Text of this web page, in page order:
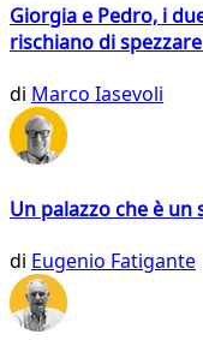
Giorgia e Pedro, i
rischiano di
di Marco Iasevoli
Un palazzo che è
di Eugenio Fatigante